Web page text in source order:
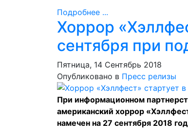
Подробнее ...
Хоррор
сентября при
Пятница, 14 Сентябрь 2018
Опубликовано в Пресс релизы
При информационном
американский хоррор
намечен на 27 сентября 2018